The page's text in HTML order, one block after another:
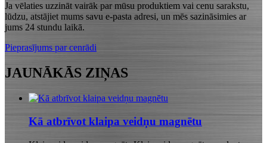
Ja vēlaties uzzināt vairāk par mūsu produktiem vai cenu sarakstu,
lūdzu, atstājiet mums savu e-pasta adresi, un mēs sazināsimies ar
jums 24 stundu laikā.
Pieprasījums par cenrādi
JAUNĀKĀS ZIŅAS
Kā atbrīvot klaipa veidņu magnētu